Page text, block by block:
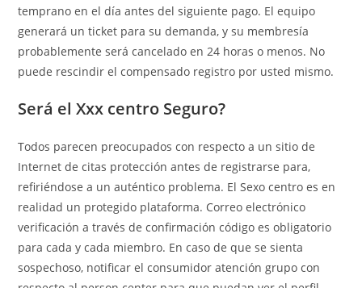
temprano en el día antes del siguiente pago. El equipo
generará un ticket para su demanda, y su membresía
probablemente será cancelado en 24 horas o menos. No
puede rescindir el compensado registro por usted mismo.
Será el Xxx centro Seguro?
Todos parecen preocupados con respecto a un sitio de
Internet de citas protección antes de registrarse para,
refiriéndose a un auténtico problema. El Sexo centro es en
realidad un protegido plataforma. Correo electrónico
verificación a través de confirmación código es obligatorio
para cada y cada miembro. En caso de que se sienta
sospechoso, notificar el consumidor atención grupo con